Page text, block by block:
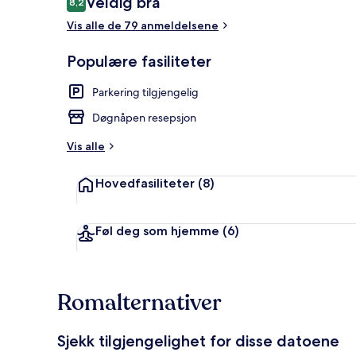
8,2 av 10 –
Vis alle de 79 anmeldelsene
Populære fasiliteter
Parkering tilgjengelig
Døgnåpen resepsjon
Vis alle
Hovedfasiliteter (8)
Føl deg som hjemme (6)
Romalternativer
Sjekk tilgjengelighet for disse datoene